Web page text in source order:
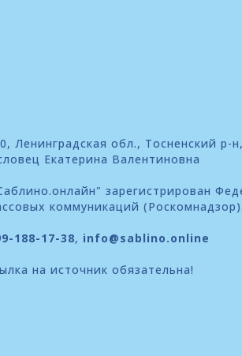
Ленинградская обл., Тосненский р-
Екатерина Валентиновна
зарегистрирован
коммуникаций
188-17-38, info@sablino.online
на источник обязательна!